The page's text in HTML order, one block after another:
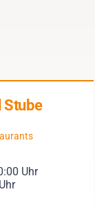
Stube
Uhr